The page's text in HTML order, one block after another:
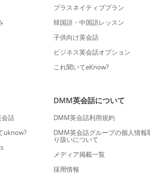
プラスネイティブプラン
韓国語・中国語レッスン
子供向け英会話
ビジネス英会話オプション
これ聞いてeKnow?
話
uknow?
DMM英会話について
DMM英会話利用規約
DMM英会話グループの個人情報
り扱いについて
メディア掲載一覧
採用情報